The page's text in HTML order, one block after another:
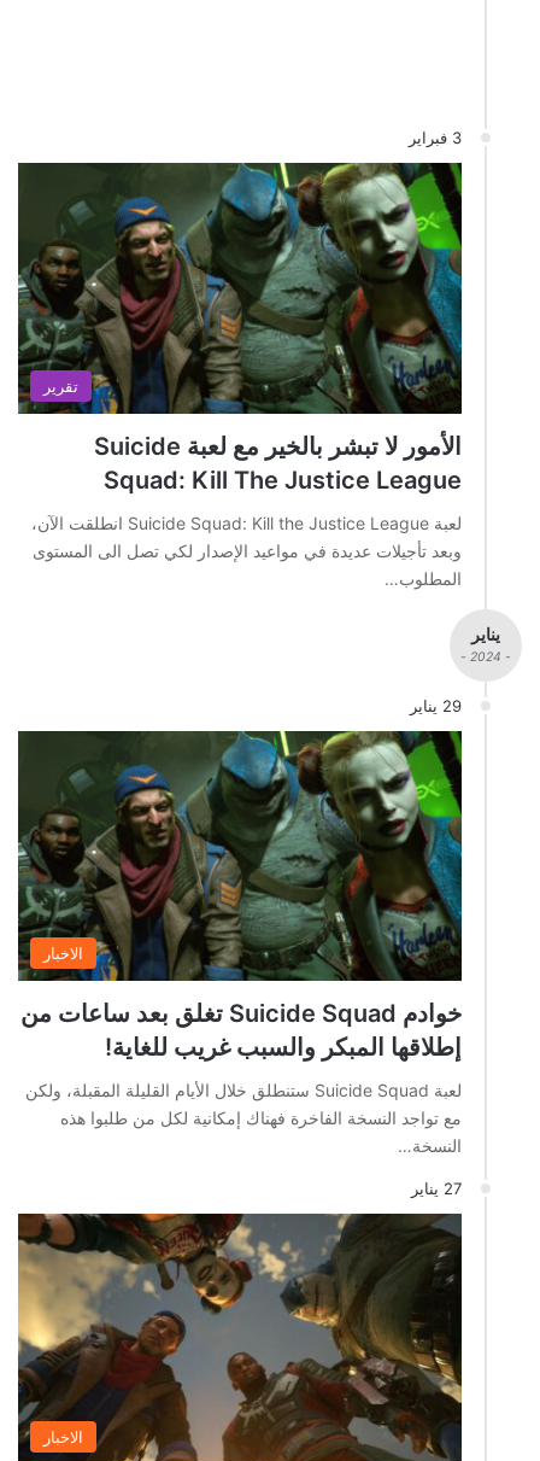
3 فبراير
تقرير
الأمور لا تبشر بالخير مع لعبة Suicide
Squad: Kill The Justice League
لعبة Suicide Squad: Kill the Justice League انطلقت الآن،
وبعد تأجيلات عديدة في مواعيد الإصدار لكي تصل الى المستوى
المطلوب…
يناير
- 2024 -
29 يناير
الاخبار
خوادم Suicide Squad تغلق بعد ساعات من
إطلاقها المبكر والسبب غريب للغاية!
لعبة Suicide Squad ستنطلق خلال الأيام القليلة المقبلة، ولكن
مع تواجد النسخة الفاخرة فهناك إمكانية لكل من طلبوا هذه
النسخة…
27 يناير
الاخبار